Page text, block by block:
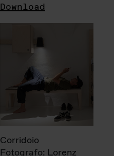
Download
Corridoio
Fotografo: Lorenz